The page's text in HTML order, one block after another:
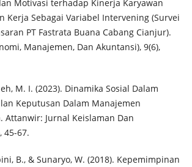
Motivasi terhadap Kinerja Karyawan
Kerja Sebagai Variabel Intervening (Survei
PT Fastrata Buana Cabang Cianjur).
Manajemen, Dan Akuntansi), 9(6),
M. I. (2023). Dinamika Sosial Dalam
Keputusan Dalam Manajemen
Attanwir: Jurnal Keislaman Dan
45-67.
B., & Sunaryo, W. (2018). Kepemimpinan